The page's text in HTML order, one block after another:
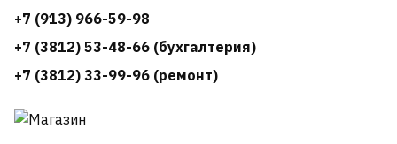
+7 (913) 966-59-98
+7 (3812) 53-48-66 (бухгалтерия)
+7 (3812) 33-99-96 (ремонт)